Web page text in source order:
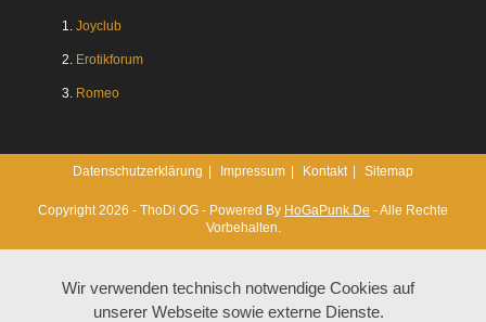
1.Joyclub
2. Erotikforum
3. Romeo
Datenschutzerklärung Impressum Kontakt Sitemap
Copyright 2026 - ThoDi OG - Powered By HoGaPunk.de - Alle Rechte
Vorbehalten.
Wir verwenden technisch notwendige Cookies auf
unserer Webseite sowie externe Dienste.